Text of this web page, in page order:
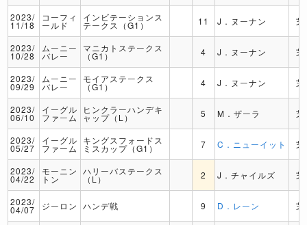
2023/
11/18
コーフィ
ールド
インビテーションス
テークス（G1） 11 J．ヌーナン 芝
2023/
10/28
ムーニー
バレー
マニカトステークス
（G1） 4 J．ヌーナン 芝
2023/
09/29
ムーニー
バレー
モイアステークス
（G1） 4 J．ヌーナン 芝
2023/
06/10
イーグル
ファーム
ヒンクラーハンデキ
ャップ（L） 5 M．ザーラ 芝
2023/
05/27
イーグル
ファーム
キングスフォードス
ミスカップ（G1） 7 C．ニューイット 芝
2023/
04/22
モーニン
トン
ハリーバステークス
（L） 2 J．チャイルズ 芝
2023/
04/07 ジーロン ハンデ戦 9 D．レーン 芝